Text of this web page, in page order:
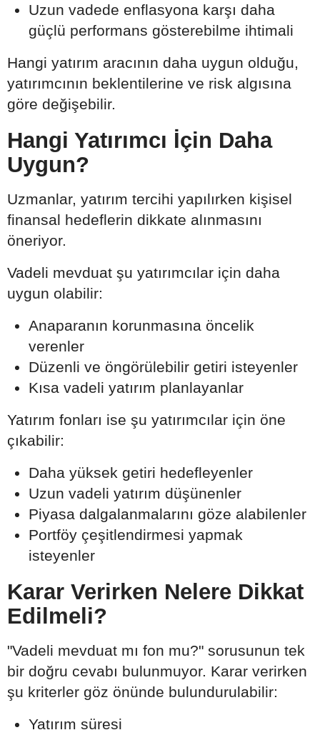
Uzun vadede enflasyona karşı daha
güçlü performans gösterebilme ihtimali
Hangi yatırım aracının daha uygun olduğu,
yatırımcının beklentilerine ve risk algısına
göre değişebilir.
Hangi Yatırımcı İçin Daha
Uygun?
Uzmanlar, yatırım tercihi yapılırken kişisel
finansal hedeflerin dikkate alınmasını
öneriyor.
Vadeli mevduat şu yatırımcılar için daha
uygun olabilir:
Anaparanın korunmasına öncelik
verenler
Düzenli ve öngörülebilir getiri isteyenler
Kısa vadeli yatırım planlayanlar
Yatırım fonları ise şu yatırımcılar için öne
çıkabilir:
Daha yüksek getiri hedefleyenler
Uzun vadeli yatırım düşünenler
Piyasa dalgalanmalarını göze alabilenler
Portföy çeşitlendirmesi yapmak
isteyenler
Karar Verirken Nelere Dikkat
Edilmeli?
"Vadeli mevduat mı fon mu?" sorusunun tek
bir doğru cevabı bulunmuyor. Karar verirken
şu kriterler göz önünde bulundurulabilir:
Yatırım süresi